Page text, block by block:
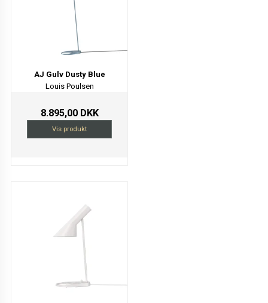
AJ Gulv Dusty Blue
Louis Poulsen
8.895,00 DKK
Vis produkt